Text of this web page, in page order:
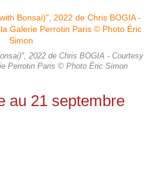
2022 de Chris BOGIA - Courtesy
Perrotin Paris © Photo Éric Simon
au 21 septembre